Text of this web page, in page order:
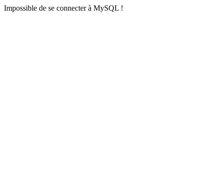
Impossible de se connecter à MySQL !